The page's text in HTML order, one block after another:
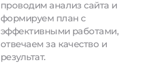
проводим анализ сайта и
формируем план с
эффективными работами,
отвечаем за качество и
результат.